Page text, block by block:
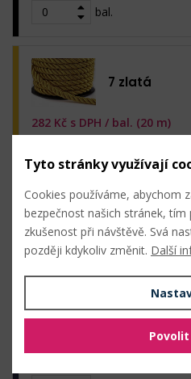
bal.
7 zlatá
20 m (14,10 Kč s DPH / m)
bal.
282 Kč s DPH / bal. (20 m)
20 m (14,10 Kč s DPH / m)
282Kč s DPH /bal. (20 m)
Tyto stránky využívají
Cookies používáme, abychom
bezpečnost našich stránek, tím
zkušenost při návštěvě. Svá
později kdykoliv změnit. Další
Povolit